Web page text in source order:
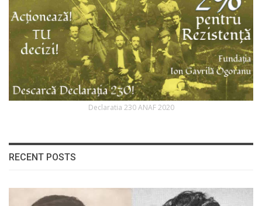
Declaratia 230 ANAF 2020
RECENT POSTS